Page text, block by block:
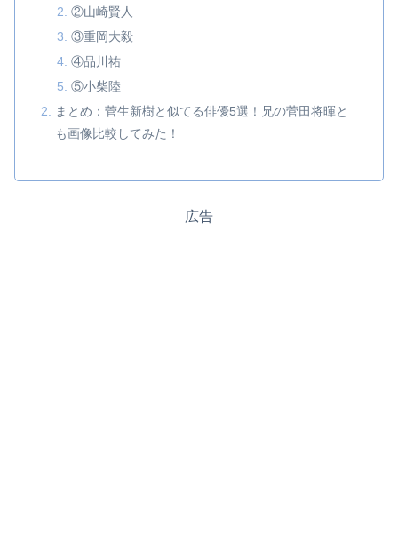
②山崎賢人
③重岡大毅
④品川祐
⑤小柴陸
まとめ：菅生新樹と似てる俳優5選！兄の菅田将暉と
も画像比較してみた！
広告